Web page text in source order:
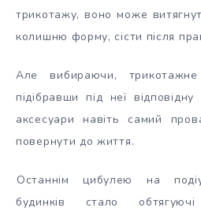
трикотажу, воно може
колишню форму, сісти після
Але вибираючи,
підібравши під неї
аксесуари навіть самий
повернути до життя.
Останнім цибулею на
будинків стало